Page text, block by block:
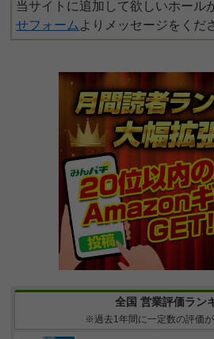
当サイトに追加して欲しいホール
せフォーム よりメッセージをくだ
全国 営業評価ラン
※過去1年間に一定数の評価